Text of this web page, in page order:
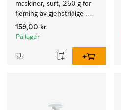
maskiner, surt, 250 g for
fjerning av gjenstridige
kalkavleiringer.
159,00 kr
På lager